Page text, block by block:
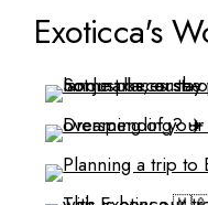
Exoticca's